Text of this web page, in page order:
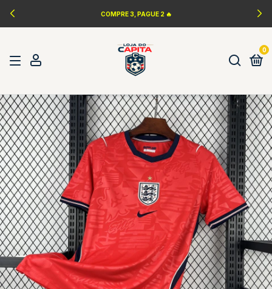
COMPRE 3, PAGUE 2 🔥
0